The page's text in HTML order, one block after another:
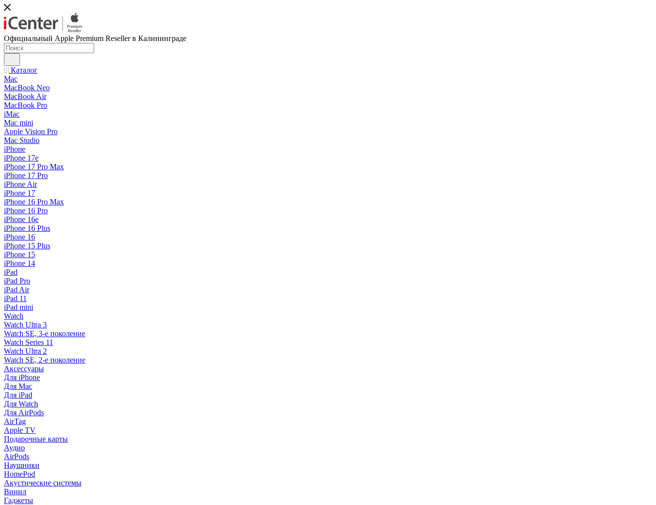
Официальный Apple Premium Reseller в Калининграде
Каталог
Mac
MacBook Neo
MacBook Air
MacBook Pro
iMac
Mac mini
Apple Vision Pro
Mac Studio
iPhone
iPhone 17e
iPhone 17 Pro Max
iPhone 17 Pro
iPhone Air
iPhone 17
iPhone 16 Pro Max
iPhone 16 Pro
iPhone 16e
iPhone 16 Plus
iPhone 16
iPhone 15 Plus
iPhone 15
iPhone 14
iPad
iPad Pro
iPad Air
iPad 11
iPad mini
Watch
Watch Ultra 3
Watch SE, 3-е поколение
Watch Series 11
Watch Ultra 2
Watch SE, 2-е поколение
Аксессуары
Для iPhone
Для Mac
Для iPad
Для Watch
Для AirPods
AirTag
Apple TV
Подарочные карты
Аудио
AirPods
Наушники
HomePod
Акустические системы
Винил
Гаджеты